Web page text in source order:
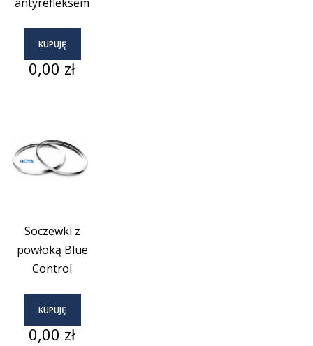
KUPUJĘ
Cena
0,00 zł
Soczewki z
powłoką Blue
Control
KUPUJĘ
Cena
0,00 zł